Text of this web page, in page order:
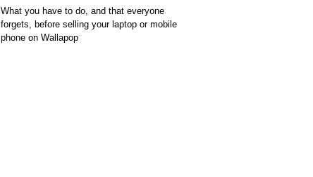
What you have to do, and that everyone
forgets, before selling your laptop or mobile
phone on Wallapop